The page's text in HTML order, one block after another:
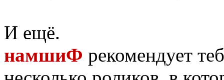
И ещё.
намшиФ рекомендует